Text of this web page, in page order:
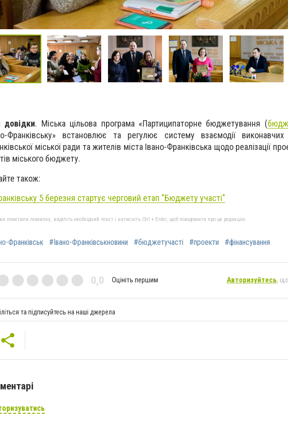
довідки. Міська цільова програма «Партиципаторне бюджетування (
Франківську» встановлює та регулює систему взаємодії виконавчих
міської ради та жителів міста Івано-Франківська щодо реалізації
міського бюджету.
також:
5 березня стартує черговий етап "Бюджету участі"
помітили помилку, виділіть необхідний текст і натисніть Ctrl + Enter, щоб повідомити про це редакцію
Франківськ #Івано-Франківськновини #бюджетучасті #проекти #фінансування
0,0 Оцініть першим Авторизуйтесь,
та підписуйтесь на наші джерела